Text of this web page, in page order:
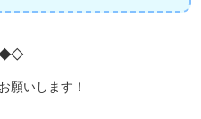
◆◇
願いします！